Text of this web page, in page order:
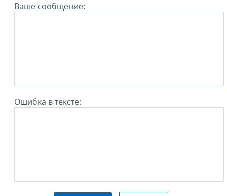
Ваше сообщение:
Ошибка в тексте: